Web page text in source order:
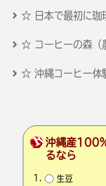
☆ 日本で最初に珈
☆ コーヒーの森（
☆ 沖縄コーヒー体
沖縄産100
るなら
生豆